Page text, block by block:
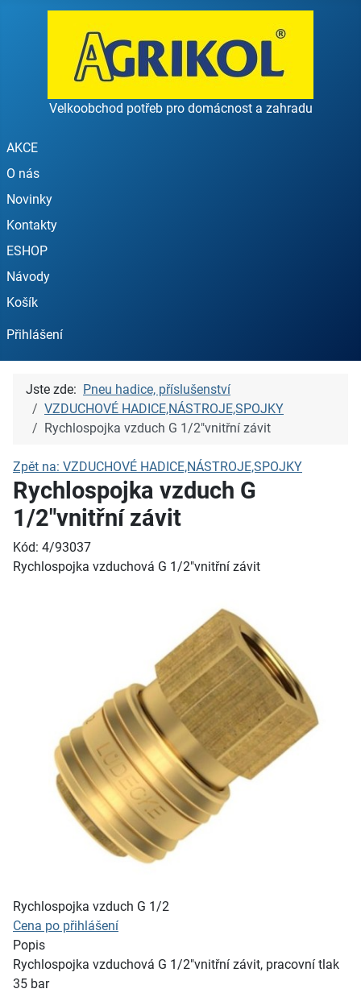
Velkoobchod potřeb pro domácnost a zahradu
AKCE
O nás
Novinky
Kontakty
ESHOP
Návody
Košík
Přihlášení
Jste zde: Pneu hadice, příslušenství
VZDUCHOVÉ HADICE,NÁSTROJE,SPOJKY
Rychlospojka vzduch G 1/2"vnitřní závit
Zpět na: VZDUCHOVÉ HADICE,NÁSTROJE,SPOJKY
Rychlospojka vzduch G
1/2"vnitřní závit
Kód: 4/93037
Rychlospojka vzduchová G 1/2"vnitřní závit
Rychlospojka vzduch G 1/2
Cena po přihlášení
Popis
Rychlospojka vzduchová G 1/2"vnitřní závit, pracovní tlak
35 bar